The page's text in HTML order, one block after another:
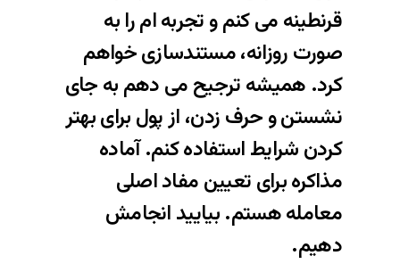
قرنطینه می کنم و تجربه ام را به
صورت روزانه، مستندسازی خواهم
کرد. همیشه ترجیح می دهم به جای
نشستن و حرف زدن، از پول برای بهتر
کردن شرایط استفاده کنم. آماده
مذاکره برای تعیین مفاد اصلی
معامله هستم. بیایید انجامش
دهیم.